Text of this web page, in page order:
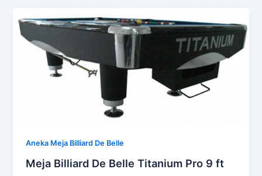
Aneka Meja Billiard De Belle
Meja Billiard De Belle Titanium Pro 9 ft